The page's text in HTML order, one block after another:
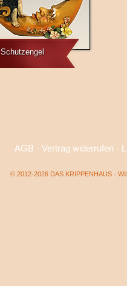
Schutzengel
AGB · Vertrag widerrufen·
© 2012-2026 DAS KRIPPENHAUS ·